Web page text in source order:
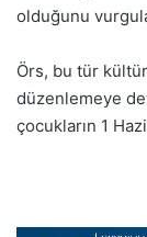
olduğunu
Örs, bu tür
düzenlemeye
çocukların 1